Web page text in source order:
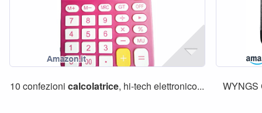
10 confezionicalcolatrice, hi-tech elettronico...